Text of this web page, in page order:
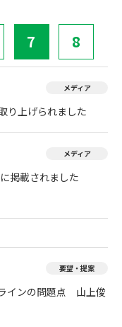
7 8
メディア
り上げられました
メディア
掲載されました
要望・提案
インの問題点 山上俊